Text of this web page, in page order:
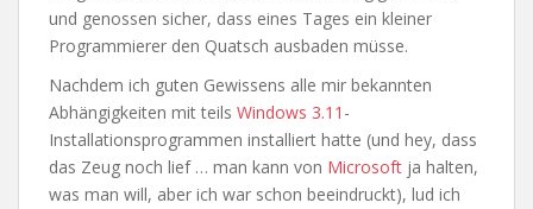
und genossen sicher, dass eines Tages ein kleiner
Programmierer den Quatsch ausbaden müsse.
Nachdem ich guten Gewissens alle mir bekannten
Abhängigkeiten mit teils Windows 3.11 -
Installationsprogrammen installiert hatte (und hey, dass
das Zeug noch lief … man kann von Microsoft ja halten,
was man will, aber ich war schon beeindruckt), lud ich